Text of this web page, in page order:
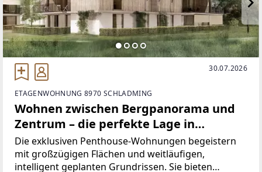
30.07.2026
ETAGENWOHNUNG 8970 SCHLADMING
Wohnen zwischen Bergpanorama und
Zentrum – die perfekte Lage in
Schladming Top o 3.2
Die exklusiven Penthouse-Wohnungen begeistern
mit großzügigen Flächen und weitläufigen,
intelligent geplanten Grundrissen. Sie bieten